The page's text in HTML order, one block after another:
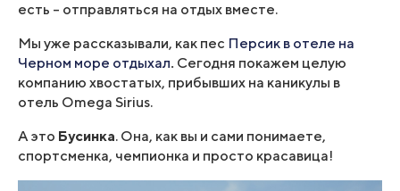
есть – отправляться на отдых вместе.
Мы уже рассказывали, как пес Персик в отеле на
Черном море отдыхал. Сегодня покажем целую
компанию хвостатых, прибывших на каникулы в
отель Omega Sirius.
А это Бусинка. Она, как вы и сами понимаете,
спортсменка, чемпионка и просто красавица!